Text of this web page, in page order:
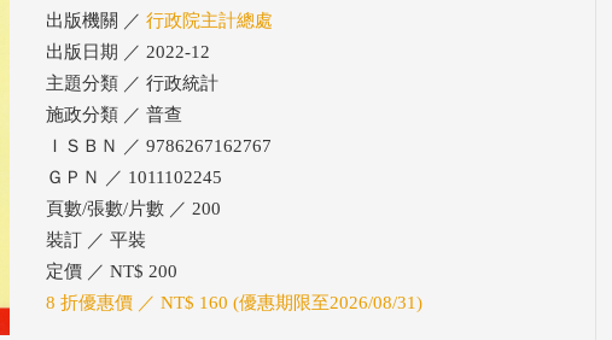
出版機關 ／ 行政院主計總處
出版日期 ／ 2022-12
主題分類 ／ 行政統計
施政分類 ／ 普查
ＩＳＢＮ ／ 9786267162767
ＧＰＮ ／ 1011102245
頁數/張數/片數 ／ 200
裝訂 ／ 平裝
定價 ／ NT$ 200
8 折優惠價 ／ NT$ 160 (優惠期限至2026/08/31)